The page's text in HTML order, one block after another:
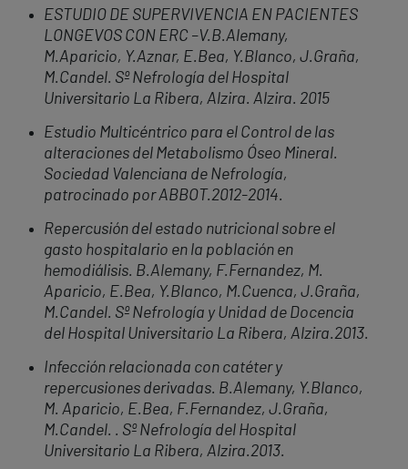
ESTUDIO DE SUPERVIVENCIA EN PACIENTES
LONGEVOS CON ERC –V.B.Alemany,
M.Aparicio, Y.Aznar, E.Bea, Y.Blanco, J.Graña,
M.Candel. Sº Nefrología del Hospital
Universitario La Ribera, Alzira. Alzira. 2015
Estudio Multicéntrico para el Control de las
alteraciones del Metabolismo Óseo Mineral.
Sociedad Valenciana de Nefrología,
patrocinado por ABBOT.2012-2014.
Repercusión del estado nutricional sobre el
gasto hospitalario en la población en
hemodiálisis. B.Alemany, F.Fernandez, M.
Aparicio, E.Bea, Y.Blanco, M.Cuenca, J.Graña,
M.Candel. Sº Nefrología y Unidad de Docencia
del Hospital Universitario La Ribera, Alzira.2013.
Infección relacionada con catéter y
repercusiones derivadas. B.Alemany, Y.Blanco,
M. Aparicio, E.Bea, F.Fernandez, J.Graña,
M.Candel. . Sº Nefrología del Hospital
Universitario La Ribera, Alzira.2013.